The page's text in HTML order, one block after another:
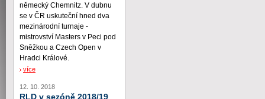
německý Chemnitz. V dubnu
se v ČR uskuteční hned dva
mezinárodní turnaje -
mistrovství Masters v Peci pod
Sněžkou a Czech Open v
Hradci Králové.
více
12. 10. 2018
RLD v sezóně 2018/19